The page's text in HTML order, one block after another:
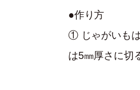
●作り方
① じゃがいも
は5㎜厚さに切